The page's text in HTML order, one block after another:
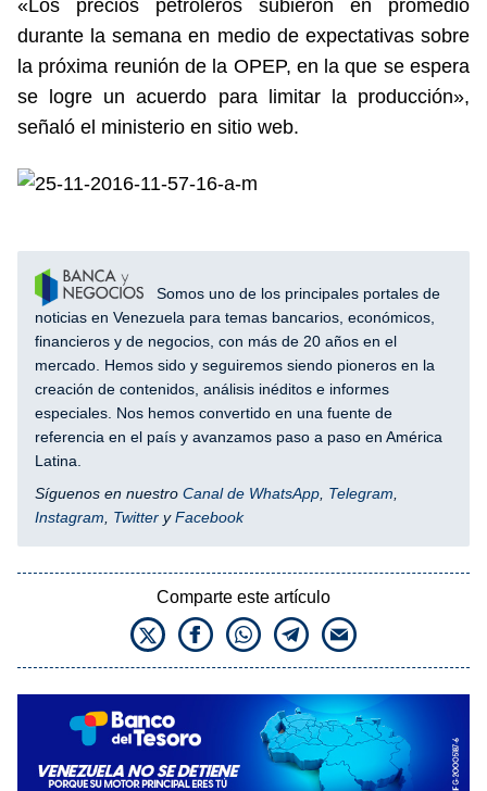
«Los precios petroleros subieron en promedio
durante la semana en medio de expectativas sobre
la próxima reunión de la OPEP, en la que se espera
se logre un acuerdo para limitar la producción»,
señaló el ministerio en sitio web.
Somos uno de los principales portales de
noticias en Venezuela para temas bancarios, económicos,
financieros y de negocios, con más de 20 años en el
mercado. Hemos sido y seguiremos siendo pioneros en la
creación de contenidos, análisis inéditos e informes
especiales. Nos hemos convertido en una fuente de
referencia en el país y avanzamos paso a paso en América
Latina.
Síguenos en nuestro Canal de WhatsApp, Telegram,
Instagram, Twitter yFacebook
Comparte este artículo